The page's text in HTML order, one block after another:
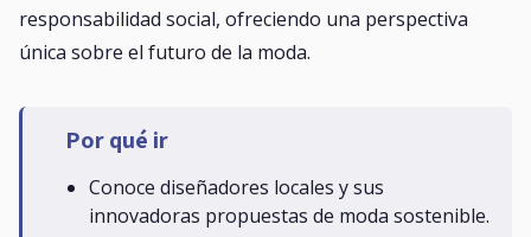
responsabilidad social, ofreciendo una perspectiva
única sobre el futuro de la moda.
Por qué ir
Conoce diseñadores locales y sus
innovadoras propuestas de moda sostenible.